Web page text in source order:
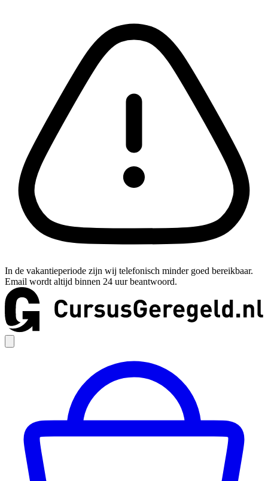
In de vakantieperiode zijn wij telefonisch minder goed bereikbaar.
Email wordt altijd binnen 24 uur beantwoord.